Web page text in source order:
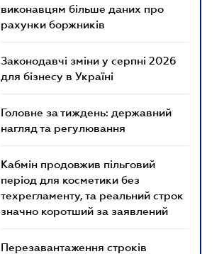
виконавцям більше даних про
рахунки боржників
Законодавчі зміни у серпні 2026
для бізнесу в Україні
Головне за тиждень: державний
нагляд та регулювання
Кабмін продовжив пільговий
період для косметики без
техрегламенту, та реальний строк
значно коротший за заявлений
Перезавантаження строків